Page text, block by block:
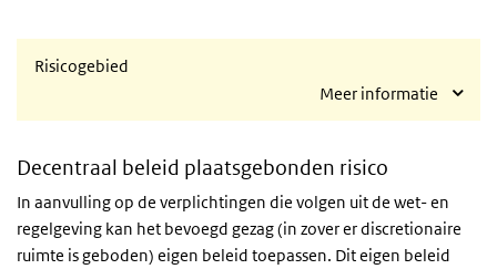
Risicogebied
Meer informatie
Decentraal beleid plaatsgebonden risico
In aanvulling op de verplichtingen die volgen uit de wet- en
regelgeving kan het bevoegd gezag (in zover er discretionaire
ruimte is geboden) eigen beleid toepassen. Dit eigen beleid